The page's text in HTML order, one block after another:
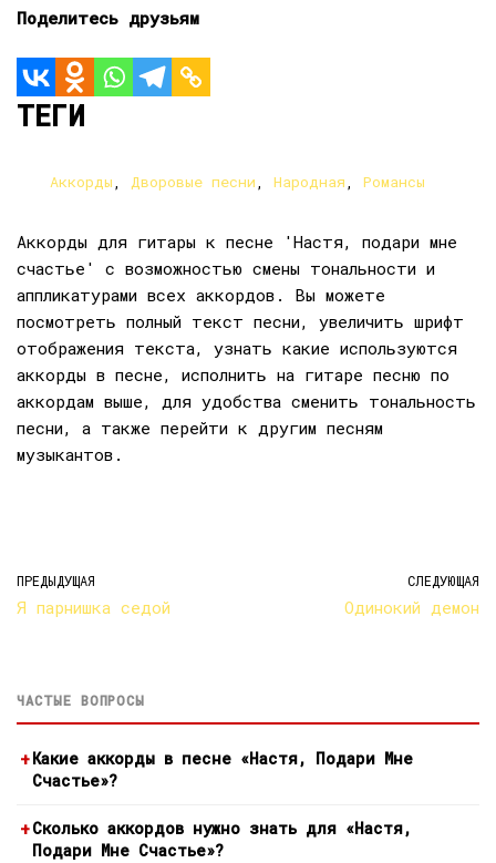
Поделитесь друзьям
ТЕГИ
Аккорды, Дворовые песни, Народная, Романсы
Аккорды для гитары к песне 'Настя, подари мне
счастье' с возможностью смены тональности и
аппликатурами всех аккордов. Вы можете
посмотреть полный текст песни, увеличить шрифт
отображения текста, узнать какие используются
аккорды в песне, исполнить на гитаре песню по
аккордам выше, для удобства сменить тональность
песни, а также перейти к другим песням
музыкантов.
ПРЕДЫДУЩАЯ
Я парнишка седой
СЛЕДУЮЩАЯ
Одинокий демон
ЧАСТЫЕ ВОПРОСЫ
Какие аккорды в песне «Настя, Подари Мне
Счастье»?
Сколько аккордов нужно знать для «Настя,
Подари Мне Счастье»?